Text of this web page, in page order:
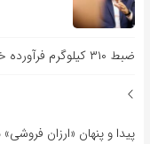
ضبط ۳۱۰ کیلوگرم فرآورده خام دامی غیرقابل مصرف در ایلام
پیدا و پنهان «ارزان